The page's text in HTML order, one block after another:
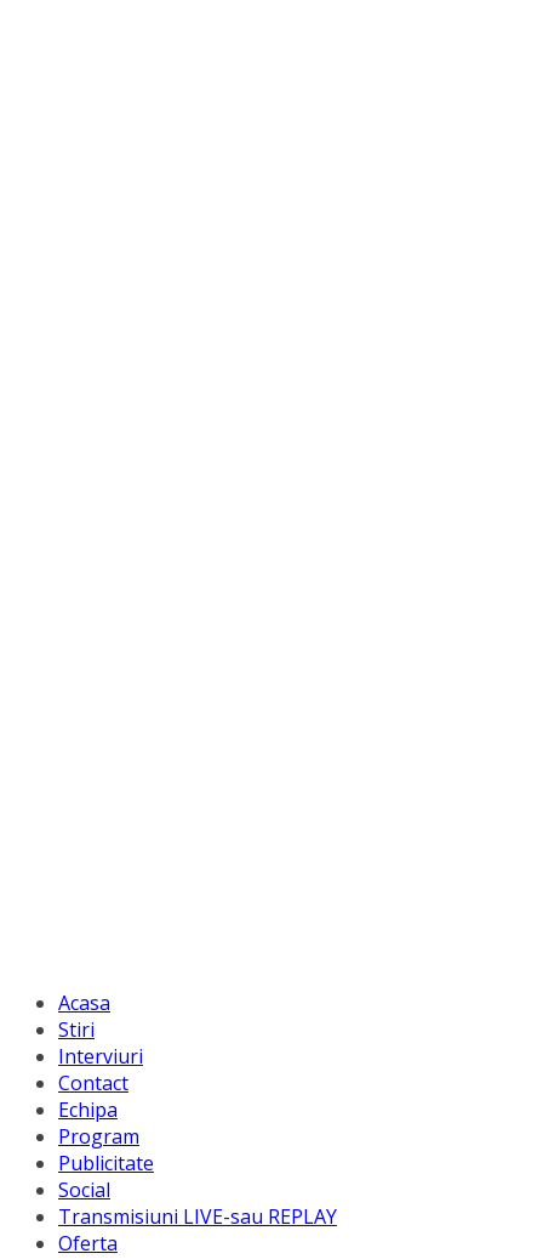
Acasa
Stiri
Interviuri
Contact
Echipa
Program
Publicitate
Social
Transmisiuni LIVE-sau REPLAY
Oferta